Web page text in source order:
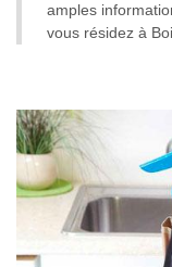
amples
vous résidez à